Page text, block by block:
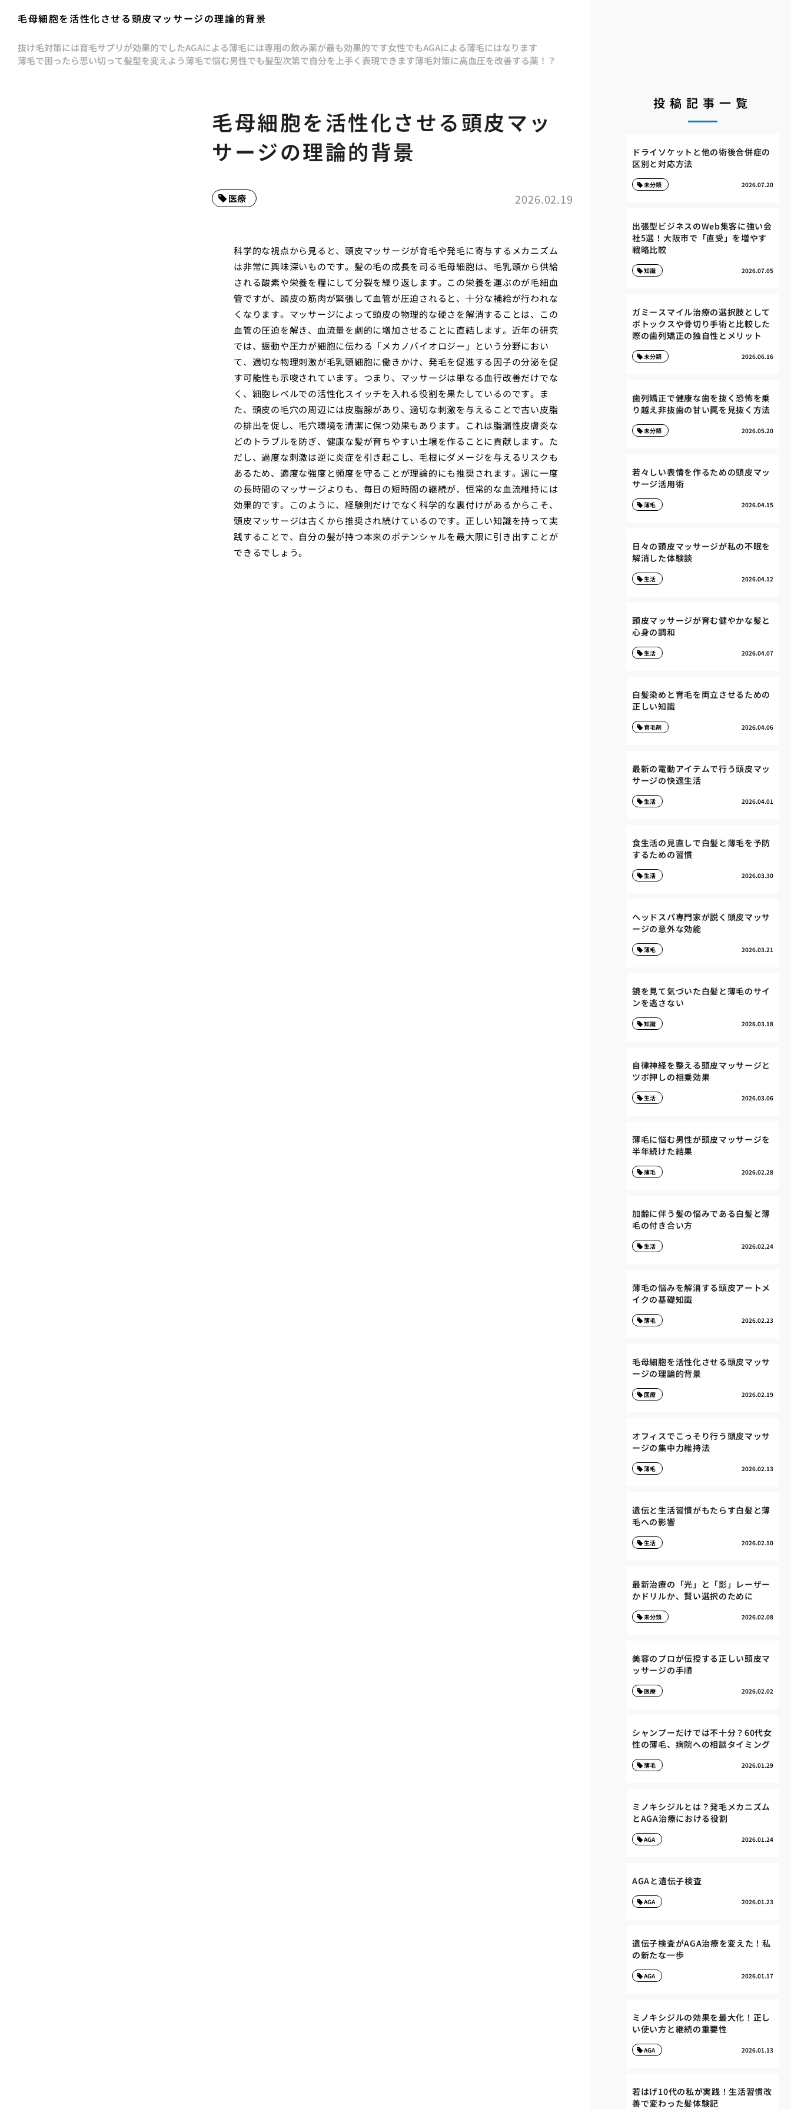
毛母細胞を活性化させる頭皮マッサージの理論的背景
抜け毛対策には育毛サプリが効果的でしたAGAによる薄毛には専用の飲み薬が最も効果的です女性でもAGAによる薄毛にはなります
薄毛で困ったら思い切って髪型を変えよう薄毛で悩む男性でも髪型次第で自分を上手く表現できます薄毛対策に高血圧を改善する薬！？
毛母細胞を活性化させる頭皮マッ
サージの理論的背景
2026.02.19
医療
科学的な視点から見ると、頭皮マッサージが育毛や発毛に寄与するメカニズム
は非常に興味深いものです。髪の毛の成長を司る毛母細胞は、毛乳頭から供給
される酸素や栄養を糧にして分裂を繰り返します。この栄養を運ぶのが毛細血
管ですが、頭皮の筋肉が緊張して血管が圧迫されると、十分な補給が行われな
くなります。マッサージによって頭皮の物理的な硬さを解消することは、この
血管の圧迫を解き、血流量を劇的に増加させることに直結します。近年の研究
では、振動や圧力が細胞に伝わる「メカノバイオロジー」という分野におい
て、適切な物理刺激が毛乳頭細胞に働きかけ、発毛を促進する因子の分泌を促
す可能性も示唆されています。つまり、マッサージは単なる血行改善だけでな
く、細胞レベルでの活性化スイッチを入れる役割を果たしているのです。ま
た、頭皮の毛穴の周辺には皮脂腺があり、適切な刺激を与えることで古い皮脂
の排出を促し、毛穴環境を清潔に保つ効果もあります。これは脂漏性皮膚炎な
どのトラブルを防ぎ、健康な髪が育ちやすい土壌を作ることに貢献します。た
だし、過度な刺激は逆に炎症を引き起こし、毛根にダメージを与えるリスクも
あるため、適度な強度と頻度を守ることが理論的にも推奨されます。週に一度
の長時間のマッサージよりも、毎日の短時間の継続が、恒常的な血流維持には
効果的です。このように、経験則だけでなく科学的な裏付けがあるからこそ、
頭皮マッサージは古くから推奨され続けているのです。正しい知識を持って実
践することで、自分の髪が持つ本来のポテンシャルを最大限に引き出すことが
できるでしょう。
投稿記事一覧
ドライソケットと他の術後合併症の
区別と対応方法
2026.07.20
未分類
出張型ビジネスのWeb集客に強い会
社5選！大阪市で「直受」を増やす
戦略比較
2026.07.05
知識
ガミースマイル治療の選択肢として
ボトックスや骨切り手術と比較した
際の歯列矯正の独自性とメリット
2026.06.16
未分類
歯列矯正で健康な歯を抜く恐怖を乗
り越え非抜歯の甘い罠を見抜く方法
2026.05.20
未分類
若々しい表情を作るための頭皮マッ
サージ活用術
2026.04.15
薄毛
日々の頭皮マッサージが私の不眠を
解消した体験談
2026.04.12
生活
頭皮マッサージが育む健やかな髪と
心身の調和
2026.04.07
生活
白髪染めと育毛を両立させるための
正しい知識
2026.04.06
育毛剤
最新の電動アイテムで行う頭皮マッ
サージの快適生活
2026.04.01
生活
食生活の見直しで白髪と薄毛を予防
するための習慣
2026.03.30
生活
ヘッドスパ専門家が説く頭皮マッサ
ージの意外な効能
2026.03.21
薄毛
鏡を見て気づいた白髪と薄毛のサイ
ンを逃さない
2026.03.18
知識
自律神経を整える頭皮マッサージと
ツボ押しの相乗効果
2026.03.06
生活
薄毛に悩む男性が頭皮マッサージを
半年続けた結果
2026.02.28
薄毛
加齢に伴う髪の悩みである白髪と薄
毛の付き合い方
2026.02.24
生活
薄毛の悩みを解消する頭皮アートメ
イクの基礎知識
2026.02.23
薄毛
毛母細胞を活性化させる頭皮マッサ
ージの理論的背景
2026.02.19
医療
オフィスでこっそり行う頭皮マッサ
ージの集中力維持法
2026.02.13
薄毛
遺伝と生活習慣がもたらす白髪と薄
毛への影響
2026.02.10
生活
最新治療の「光」と「影」レーザー
かドリルか、賢い選択のために
2026.02.08
未分類
美容のプロが伝授する正しい頭皮マ
ッサージの手順
2026.02.02
医療
シャンプーだけでは不十分？60代女
性の薄毛、病院への相談タイミング
2026.01.29
薄毛
ミノキシジルとは？発毛メカニズム
とAGA治療における役割
2026.01.24
AGA
AGAと遺伝子検査
2026.01.23
AGA
遺伝子検査がAGA治療を変えた！私
の新たな一歩
2026.01.17
AGA
ミノキシジルの効果を最大化！正し
い使い方と継続の重要性
2026.01.13
AGA
若はげ10代の私が実践！生活習慣改
善で変わった髪体験記